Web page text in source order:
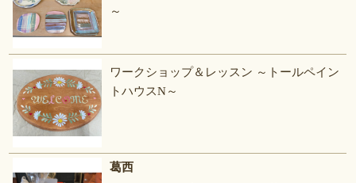
～
ワークショップ＆レッスン ～トールペイン
トハウスN～
葛西